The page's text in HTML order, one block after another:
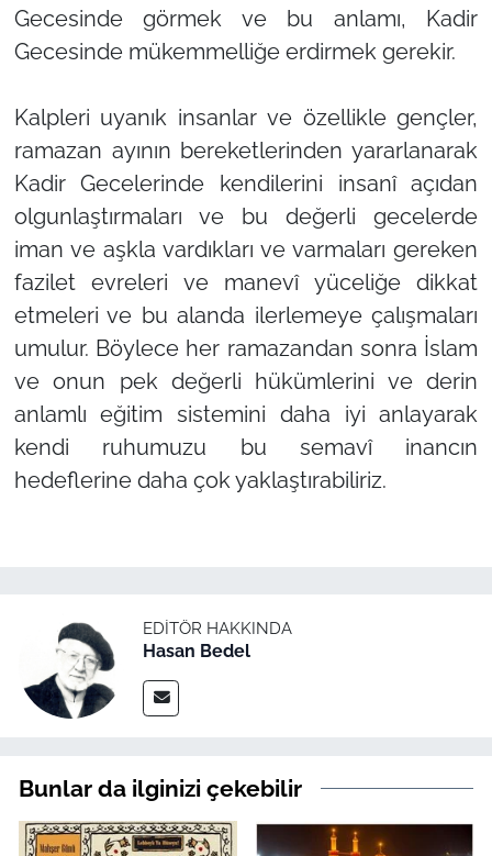
Gecesinde görmek ve bu anlamı, Kadir
Gecesinde mükemmelliğe erdirmek gerekir.
Kalpleri uyanık insanlar ve özellikle gençler,
ramazan ayının bereketlerinden yararlanarak
Kadir Gecelerinde kendilerini insanî açıdan
olgunlaştırmaları ve bu değerli gecelerde
iman ve aşkla vardıkları ve varmaları gereken
fazilet evreleri ve manevî yüceliğe dikkat
etmeleri ve bu alanda ilerlemeye çalışmaları
umulur. Böylece her ramazandan sonra İslam
ve onun pek değerli hükümlerini ve derin
anlamlı eğitim sistemini daha iyi anlayarak
kendi ruhumuzu bu semavî inancın
hedeflerine daha çok yaklaştırabiliriz.
EDITÖR HAKKINDA
Hasan Bedel
Bunlar da ilginizi çekebilir